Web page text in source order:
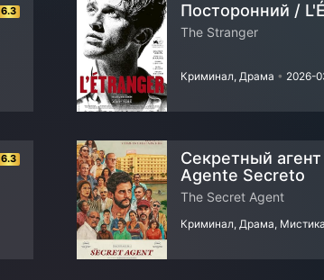
6.3 Посторонний /
The Stranger
Криминал, Драма • 2026-
6.3
Секретный
Agente Secreto
The Secret Agent
Криминал, Драма, Мистика